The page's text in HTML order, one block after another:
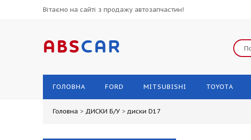
Вітаємо на сайті з продажу автозапчастин!
ABSCAR
ГОЛОВНА FORD MITSUBISHI TOYOTA
Головна > ДИСКИ Б/У > диски D17